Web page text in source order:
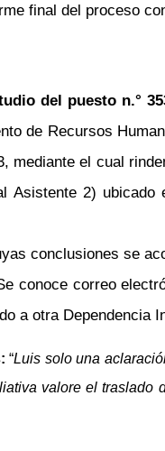
final del proceso
del puesto n.°
de Recursos
mediante el cual
Asistente 2) ubicado
conclusiones se
conoce correo
a otra Dependencia
“Luis solo una
valore el